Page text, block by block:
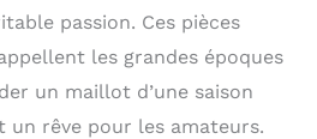
passion. Ces pièces
les grandes époques
un maillot d’une saison
un rêve pour les amateurs.